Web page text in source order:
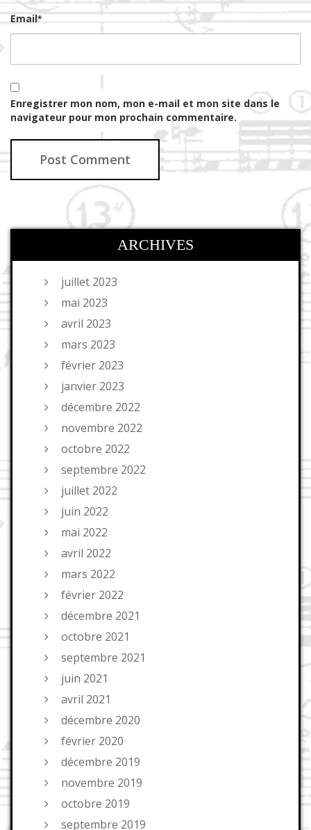
Email*
Enregistrer mon nom, mon e-mail et mon site dans le
navigateur pour mon prochain commentaire.
ARCHIVES
juillet 2023
mai 2023
avril 2023
mars 2023
février 2023
janvier 2023
décembre 2022
novembre 2022
octobre 2022
septembre 2022
juillet 2022
juin 2022
mai 2022
avril 2022
mars 2022
février 2022
décembre 2021
octobre 2021
septembre 2021
juin 2021
avril 2021
décembre 2020
février 2020
décembre 2019
novembre 2019
octobre 2019
septembre 2019